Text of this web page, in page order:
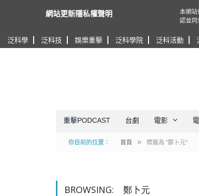
泛科學 泛科技 娛樂重擊 泛科學院 泛科活動
重擊PODCAST 台劇 電影
你目前的位置： 首頁 » 標籤為 "鄭卜元"
BROWSING: 鄭卜元
網站更新隱私權聲明
本網站
認並同